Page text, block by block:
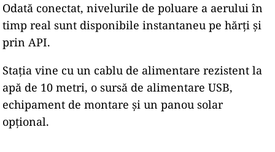
Odată conectat, nivelurile de poluare a aerului în
timp real sunt disponibile instantaneu pe hărți și
prin API.
Stația vine cu un cablu de alimentare rezistent la
apă de 10 metri, o sursă de alimentare USB,
echipament de montare și un panou solar
opțional.